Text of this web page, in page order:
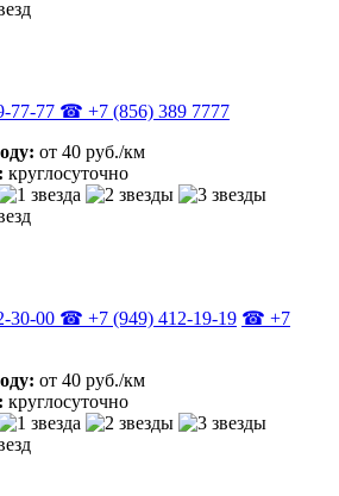
77-77 ☎ +7 (856) 389 7777
от 40 руб./км
круглосуточно
30-00 ☎ +7 (949) 412-19-19 ☎ +7
от 40 руб./км
круглосуточно